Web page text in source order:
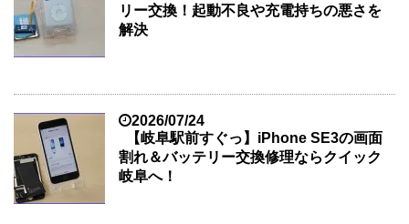
リー交換！起動不良や充電持ちの悪さを
解決
2026/07/24
【岐阜駅前すぐっ】iPhone SE3の画面
割れ＆バッテリー交換修理ならクイック
岐阜へ！